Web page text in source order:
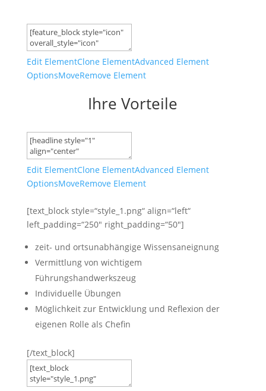
Edit ElementClone ElementAdvanced Element
OptionsMoveRemove Element
Ihre Vorteile
Edit ElementClone ElementAdvanced Element
OptionsMoveRemove Element
[text_block style=“style_1.png“ align=“left“
left_padding=“250″ right_padding=“50″]
zeit- und ortsunabhängige Wissensaneignung
Vermittlung von wichtigem
Führungshandwerkszeug
Individuelle Übungen
Möglichkeit zur Entwicklung und Reflexion der
eigenen Rolle als Chefin
[/text_block]